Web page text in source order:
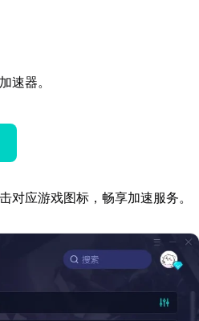
速器。
应游戏图标，畅享加速服务。